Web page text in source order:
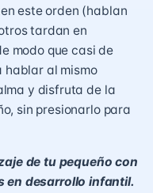
este orden (hablan
tardan en
modo que casi de
hablar al mismo
y disfruta de la
sin presionarlo para
de tu pequeño con
en desarrollo infantil.